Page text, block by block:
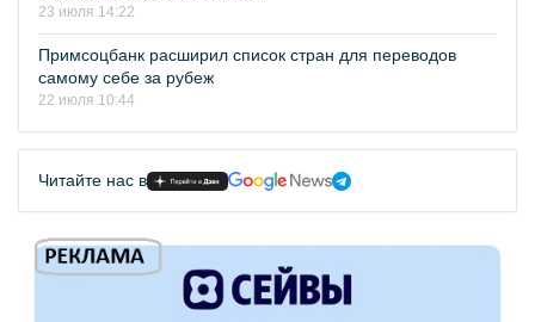
23 июля 14:22
Примсоцбанк расширил список стран для переводов
самому себе за рубеж
22 июля 10:44
Читайте нас в